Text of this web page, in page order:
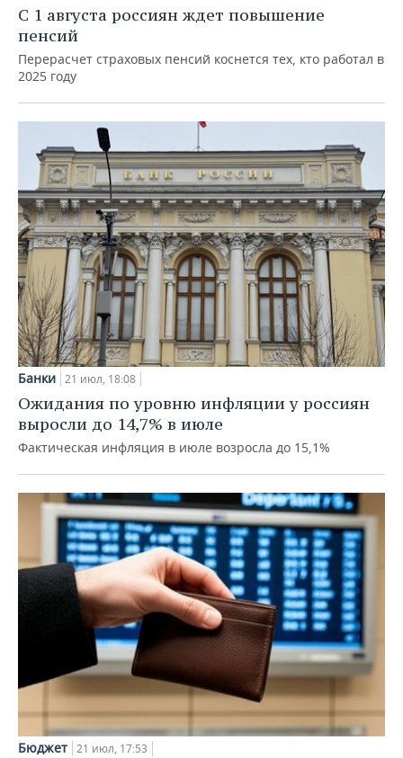
С 1 августа россиян ждет повышение
пенсий
Перерасчет страховых пенсий коснется тех, кто работал в
2025 году
Банки 21 июл, 18:08
Ожидания по уровню инфляции у россиян
выросли до 14,7% в июле
Фактическая инфляция в июле возросла до 15,1%
Бюджет 21 июл, 17:53